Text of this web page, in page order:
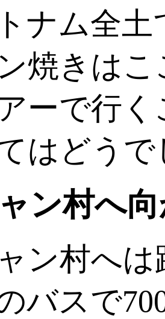
ナム全
焼きは
ーで行
はどう
ン村へ
ン村へ
バスで